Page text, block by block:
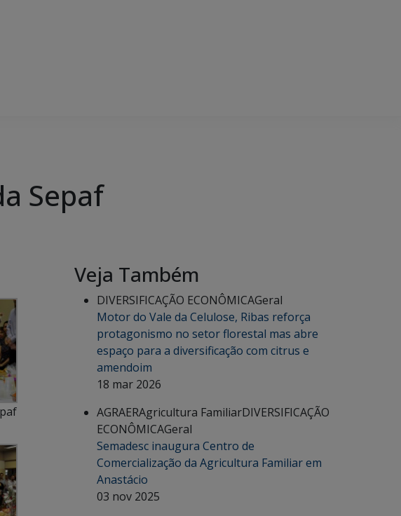
Sepaf
Veja Também
DIVERSIFICAÇÃO ECONÔMICAGeral
Motor do Vale da Celulose, Ribas reforça
protagonismo no setor florestal mas abre
espaço para a diversificação com citrus e
amendoim
18 mar 2026
AGRAERAgricultura FamiliarDIVERSIFICAÇÃO
ECONÔMICAGeral
Semadesc inaugura Centro de
Comercialização da Agricultura Familiar em
Anastácio
03 nov 2025